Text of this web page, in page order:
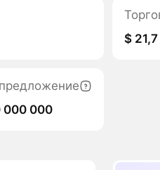
$ 21,7
000 000